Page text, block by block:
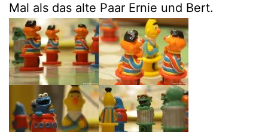
Mal als das alte Paar Ernie und Bert.